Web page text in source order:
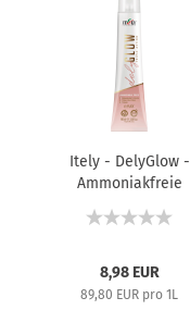
Itely - DelyGlow -
Ammoniakfreie
/ Semi-Permanente
- 100 ml
8,98 EUR
89,80 EUR pro 1L